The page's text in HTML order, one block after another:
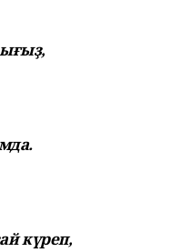
күреп,